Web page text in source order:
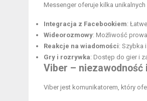
Messenger oferuje kilka
Integracja z Facebookiem:
Wideorozmowy: Możliwość
Reakcje na wiadomości: Szybka
Gry i rozrywka: Dostęp do gier i
Viber –
Viber jest komunikatorem, który